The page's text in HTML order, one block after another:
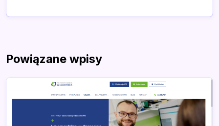
Powiązane wpisy